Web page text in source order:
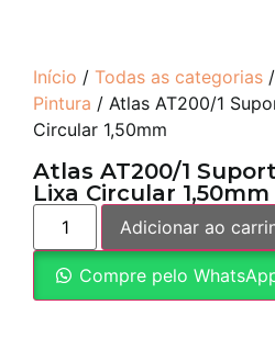
Início / Todas as categorias /
Pintura / Atlas AT200/1
Circular 1,50mm
Atlas AT200/1
Lixa Circular 1,50mm
Adicionar ao
Compre pelo